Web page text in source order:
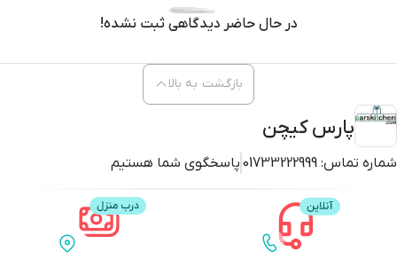
در حال حاضر دیدگاهی ثبت نشده!
پارس کیچن
شماره تماس: 01733222999 پاسخگوی شما هستیم
بازگشت به بالا